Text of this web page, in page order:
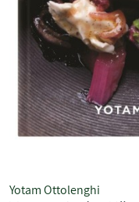
Yotam Ottolenghi